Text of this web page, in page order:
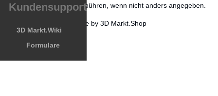
Kundensupport
3D Markt.Wiki
Formulare
und ggf. Nachnahmegebühren, wenn nicht anders angegeben.
Made by 3D Markt.Shop